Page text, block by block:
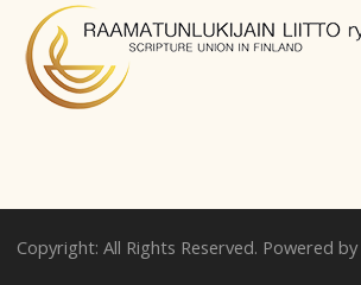
Copyright: All Rights Reserved. Powered by